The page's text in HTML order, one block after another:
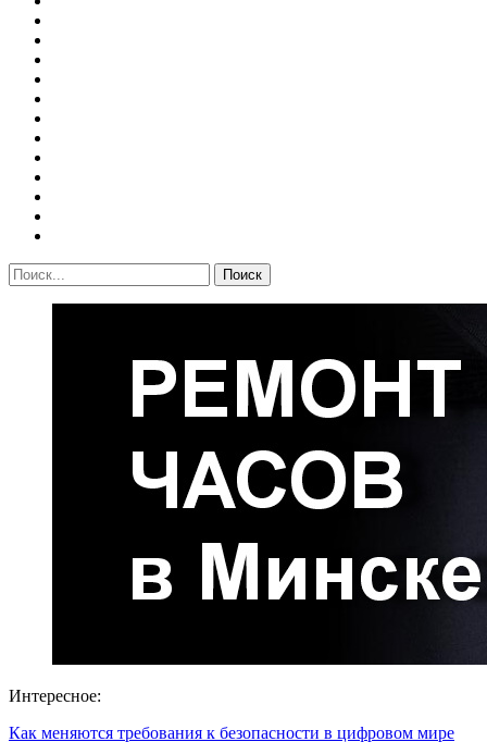
Интересное:
Как меняются требования к безопасности в цифровом мире